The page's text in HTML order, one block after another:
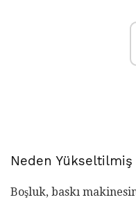
Neden
Boşluk, baskı